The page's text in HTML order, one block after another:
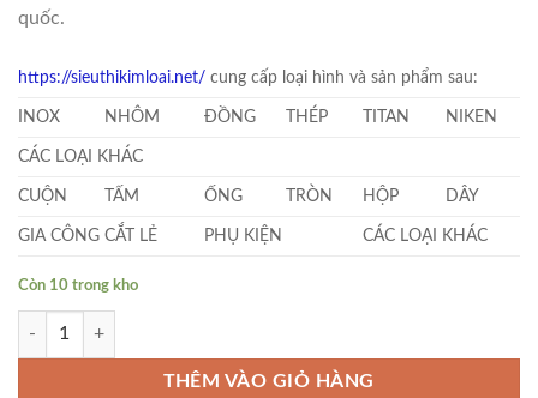
quốc.
https://sieuthikimloai.net/ cung cấp loại hình và sản phẩm sau:
INOX NHÔM ĐỒNG THÉP TITAN NIKEN
CÁC LOẠI KHÁC
CUỘN TẤM ỐNG TRÒN HỘP DÂY
GIA CÔNG CẮT LẺ PHỤ KIỆN CÁC LOẠI KHÁC
Còn 10 trong kho
Inox Nhật Bản Tròn Đặc Phi 96 số lượng
THÊM VÀO GIỎ HÀNG